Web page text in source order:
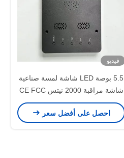
فيديو
5.5 بوصة LED شاشة لمسة صناعية
شاشة مراقبة 2000 نيتس CE FCC
RoHS شهادة
احصل على أفضل سعر